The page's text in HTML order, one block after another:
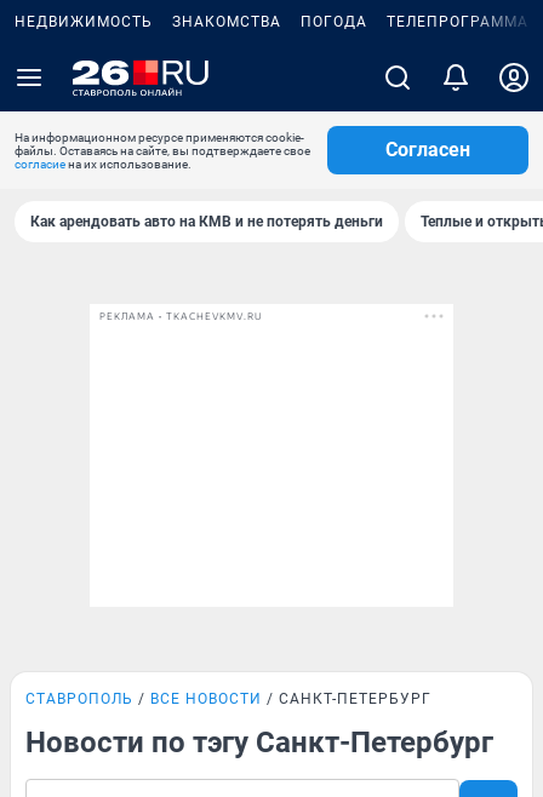
НЕДВИЖИМОСТЬ ЗНАКОМСТВА ПОГОДА ТЕЛЕПРОГРАММА
На информационном ресурсе применяются cookie-
файлы. Оставаясь на сайте, вы подтверждаете свое
согласиена их использование.
Согласен
Как арендовать авто на КМВ и не потерять деньги Теплые и
РЕКЛАМА • TKACHEVKMV.RU
СТАВРОПОЛЬ ВСЕ НОВОСТИ САНКТ-ПЕТЕРБУРГ
Новости по тэгу Санкт-Петербург